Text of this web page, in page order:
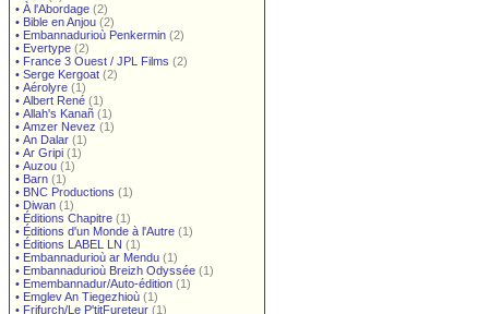
• À l'Abordage (2)
• Bible en Anjou (2)
• Embannadurioù Penkermin (2)
• Evertype (2)
• France 3 Ouest / JPL Films (2)
• Serge Kergoat (2)
• Aérolyre (1)
• Albert René (1)
• Allah's Kanañ (1)
• Amzer Nevez (1)
• An Dalar (1)
• Ar Gripi (1)
• Auzou (1)
• Barn (1)
• BNC Productions (1)
• Diwan (1)
• Éditions Chapitre (1)
• Éditions d'un Monde à l'Autre (1)
• Éditions LABEL LN (1)
• Embannadurioù ar Mendu (1)
• Embannadurioù Breizh Odyssée (1)
• Emembannadur/Auto-édition (1)
• Emglev An Tiegezhioù (1)
• Frifurch/Le P'titFureteur (1)